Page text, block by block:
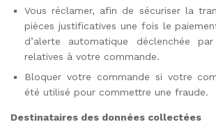
Vous réclamer, afin de sécuriser la
pièces justificatives une fois le
d’alerte automatique déclenchée
relatives à votre commande.
Bloquer votre commande si votre
été utilisé pour commettre une fraude.
Destinataires des données collectées